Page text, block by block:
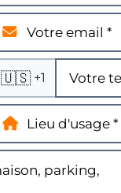
🇺🇸 +1